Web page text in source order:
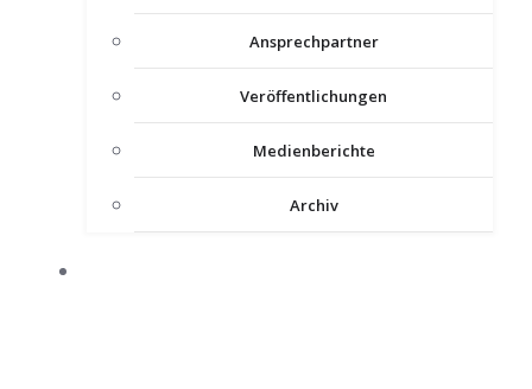
Ansprechpartner
Veröffentlichungen
Medienberichte
Archiv